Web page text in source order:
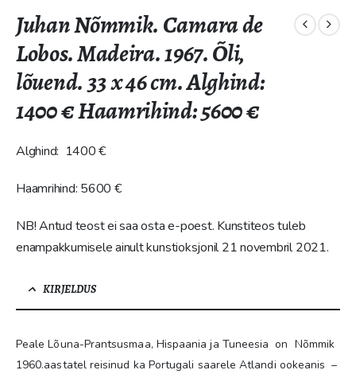
Juhan Nõmmik. Camara de
Lobos. Madeira. 1967. Õli,
lõuend. 33 x 46 cm. Alghind:
1400 € Haamrihind: 5600 €
Alghind: 1400 €
Haamrihind: 5600 €
NB! Antud teost ei saa osta e-poest. Kunstiteos tuleb
enampakkumisele ainult kunstioksjonil 21 novembril 2021.
KIRJELDUS
Peale Lõuna-Prantsusmaa, Hispaania ja Tuneesia on Nõmmik
1960.aastatel reisinud ka Portugali saarele Atlandi ookeanis –